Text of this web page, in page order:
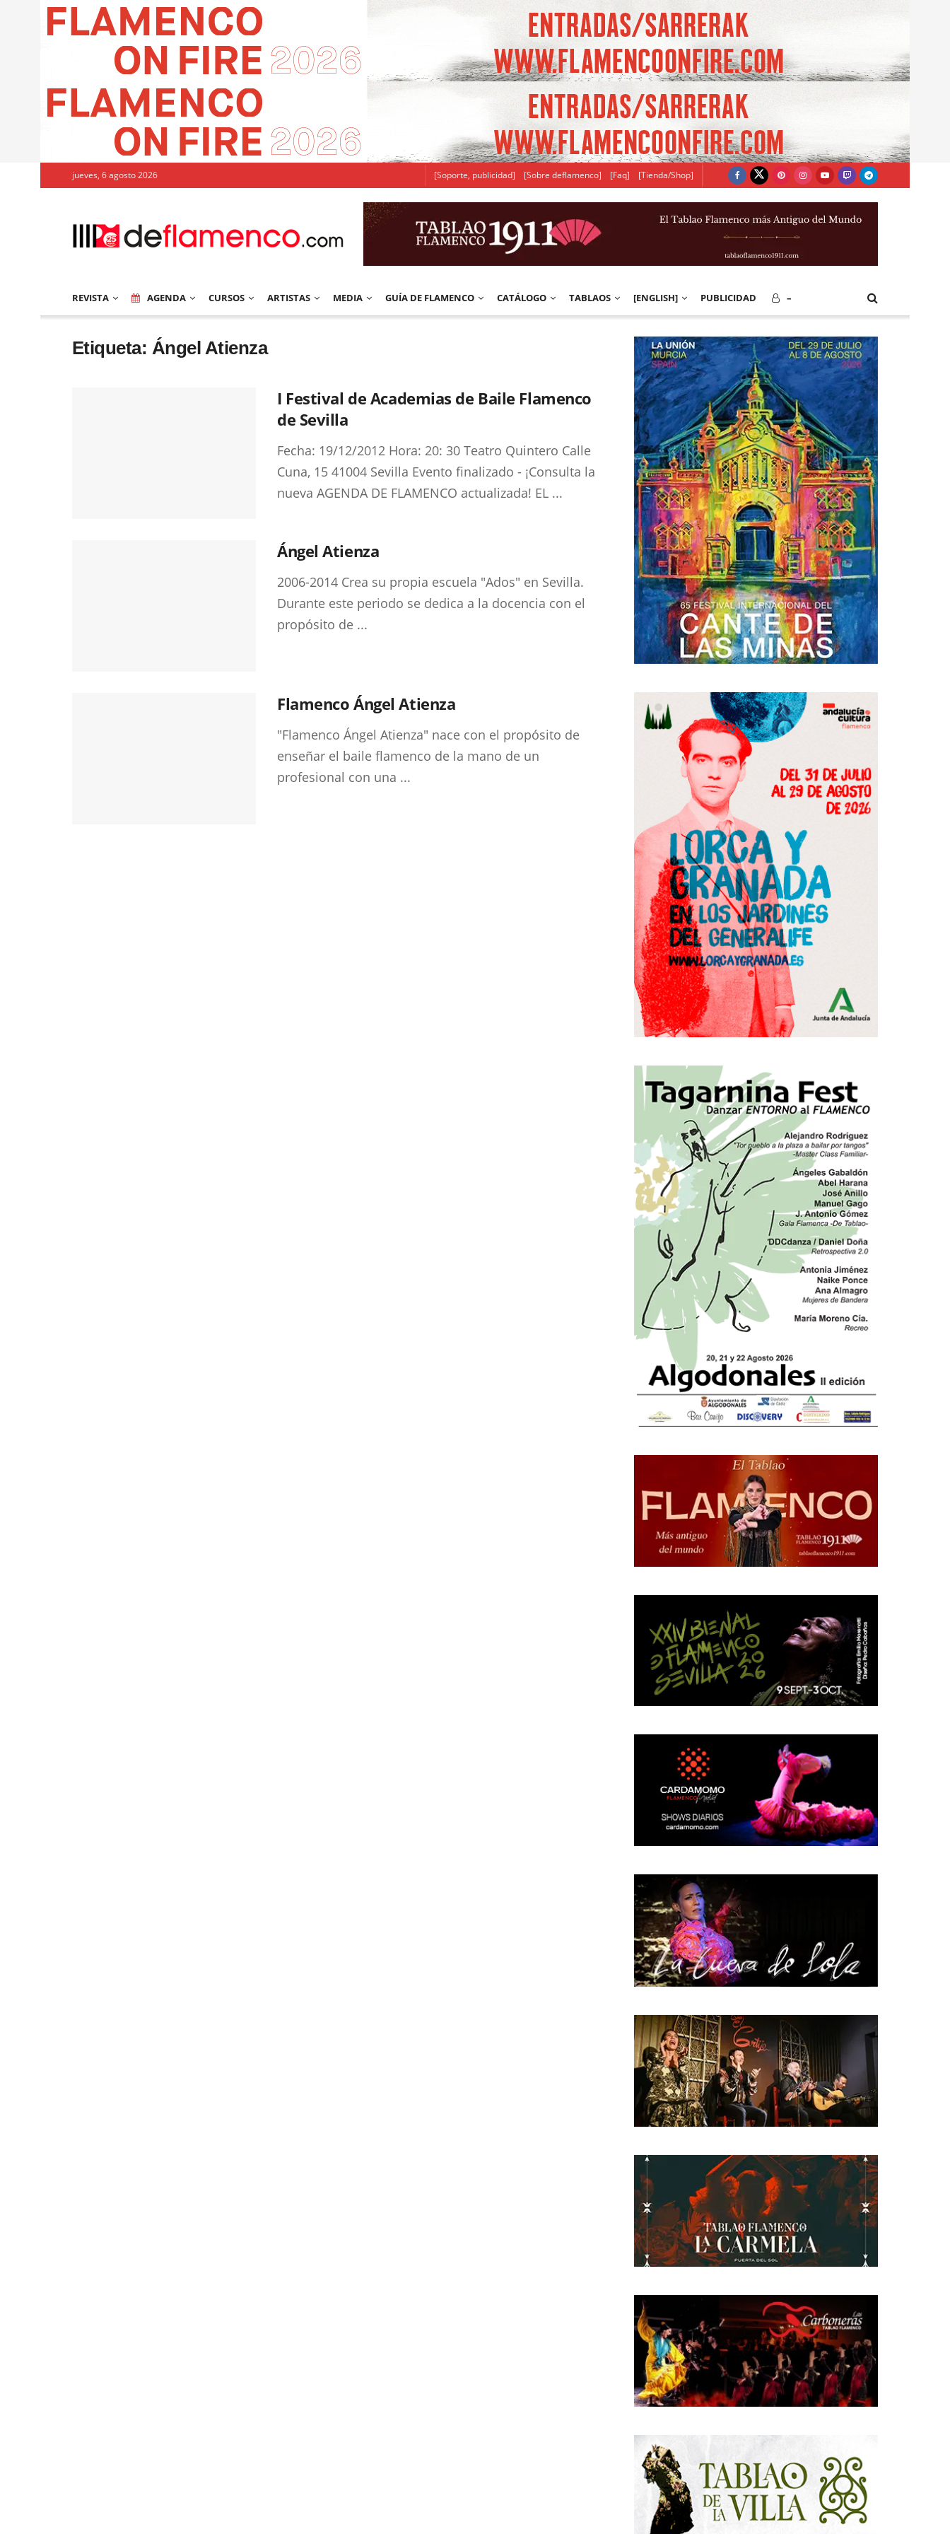
jueves, 6 agosto 2026 [Soporte, publicidad] [Sobre deflamenco] [Faq] [Tienda/Shop]
REVISTA AGENDA CURSOS ARTISTAS MEDIA GUÍA DE FLAMENCO CATÁLOGO TABLAOS [ENGLISH] PUBLICIDAD –
Etiqueta: Ángel Atienza
I Festival de Academias de Baile Flamenco
de Sevilla
Fecha: 19/12/2012 Hora: 20: 30 Teatro Quintero Calle
Cuna, 15 41004 Sevilla Evento finalizado - ¡Consulta la
nueva AGENDA DE FLAMENCO actualizada! EL ...
Ángel Atienza
2006-2014 Crea su propia escuela "Ados" en Sevilla.
Durante este periodo se dedica a la docencia con el
propósito de ...
Flamenco Ángel Atienza
"Flamenco Ángel Atienza" nace con el propósito de
enseñar el baile flamenco de la mano de un
profesional con una ...